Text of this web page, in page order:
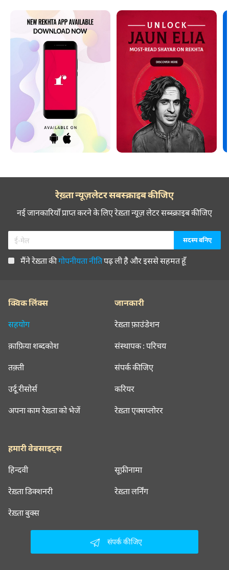
रेख़्ता न्यूज़लेटर सबस्क्राइब कीजिए
नई जानकारियाँ प्राप्त करने के लिए रेख़्ता न्यूज़ लेटर सब्स्क्राइब कीजिए
मैंने रेख़्ता कीगोपनीयता नीतिपढ़ ली है और इससे सहमत हूँ
क्विक लिंक्स
सहयोग
क़ाफ़िया शब्दकोश
तक़्ती
उर्दू रीसोर्स
अपना काम रेख़्ता को भेजें
जानकारी
रेख़्ता फ़ाउंडेशन
संस्थापक : परिचय
संपर्क कीजिए
करियर
रेख़्ता एक्सप्लोरर
हमारी वेबसाइट्स
हिन्दवी सूफ़ीनामा
रेख़्ता डिक्शनरी रेख़्ता लर्निंग
रेख़्ता बुक्स
संपर्क कीजिए